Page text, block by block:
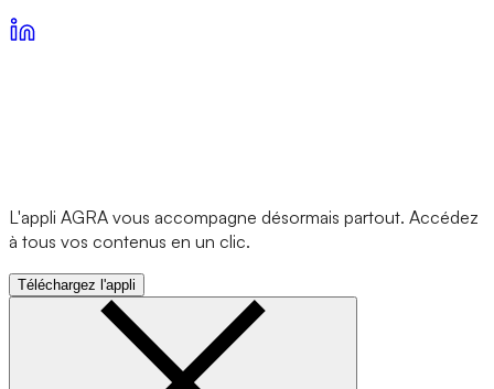
L'appli AGRA vous accompagne désormais partout. Accédez
à tous vos contenus en un clic.
Téléchargez l'appli